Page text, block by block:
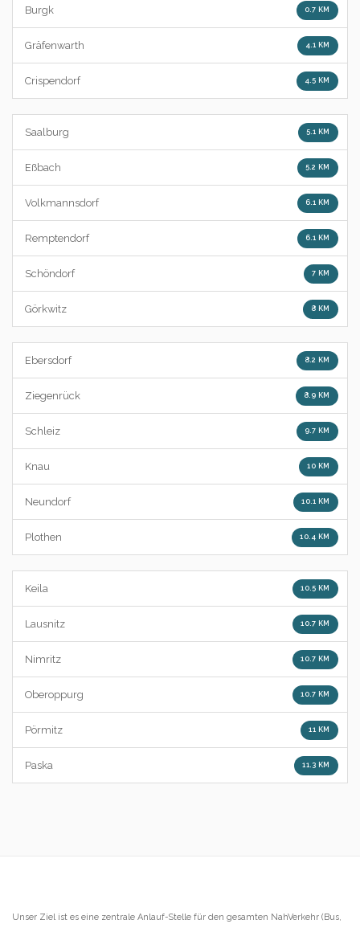
Burgk 0.7 KM
Gräfenwarth 4.1 KM
Crispendorf 4.5 KM
Saalburg 5.1 KM
Eßbach 5.2 KM
Volkmannsdorf 6.1 KM
Remptendorf 6.1 KM
Schöndorf 7 KM
Görkwitz 8 KM
Ebersdorf 8.2 KM
Ziegenrück 8.9 KM
Schleiz 9.7 KM
Knau 10 KM
Neundorf 10.1 KM
Plothen 10.4 KM
Keila 10.5 KM
Lausnitz 10.7 KM
Nimritz 10.7 KM
Oberoppurg 10.7 KM
Pörmitz 11 KM
Paska 11.3 KM
Unser Ziel ist es eine zentrale Anlauf-Stelle für den gesamten NahVerkehr (Bus,